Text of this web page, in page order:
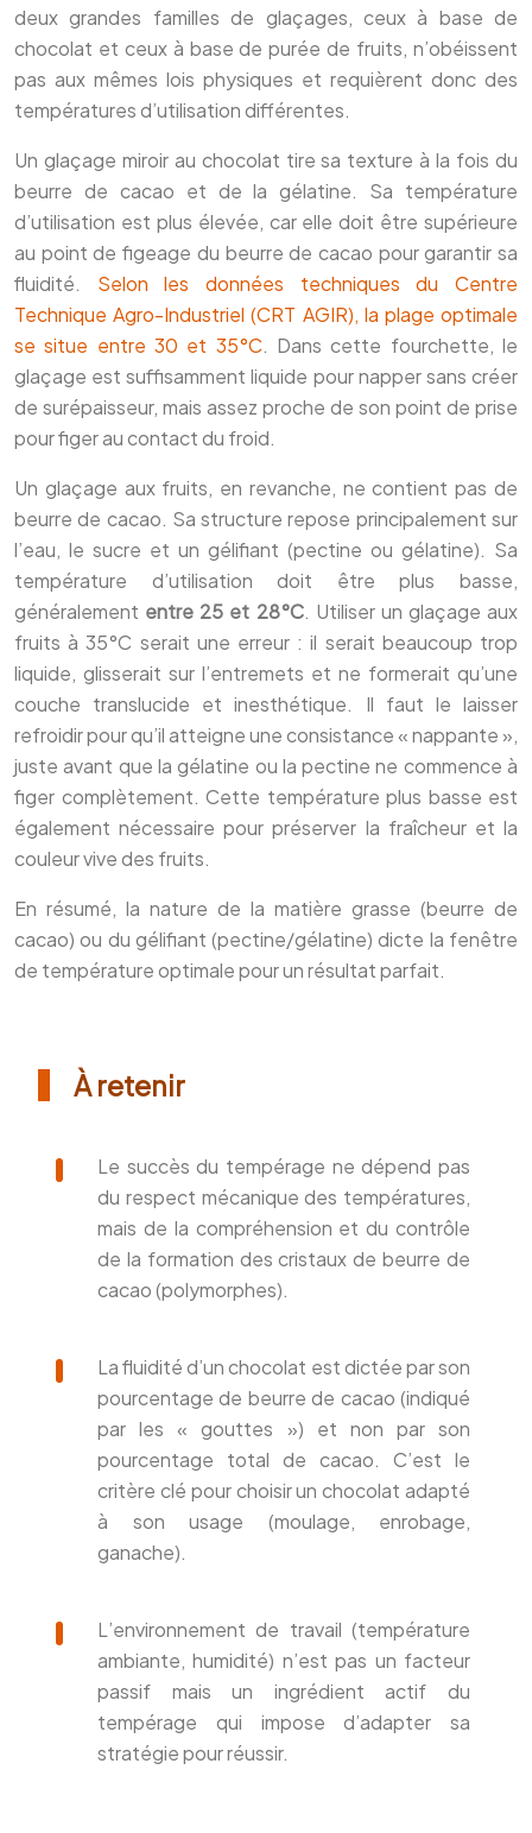
deux grandes familles de glaçages, ceux à base de
chocolat et ceux à base de purée de fruits, n’obéissent
pas aux mêmes lois physiques et requièrent donc des
températures d’utilisation différentes.
Un glaçage miroir au chocolat tire sa texture à la fois du
beurre de cacao et de la gélatine. Sa température
d’utilisation est plus élevée, car elle doit être supérieure
au point de figeage du beurre de cacao pour garantir sa
fluidité. Selon les données techniques du Centre
Technique Agro-Industriel (CRT AGIR), la plage optimale
se situe entre 30 et 35°C. Dans cette fourchette, le
glaçage est suffisamment liquide pour napper sans créer
de surépaisseur, mais assez proche de son point de prise
pour figer au contact du froid.
Un glaçage aux fruits, en revanche, ne contient pas de
beurre de cacao. Sa structure repose principalement sur
l’eau, le sucre et un gélifiant (pectine ou gélatine). Sa
température d’utilisation doit être plus basse,
généralement entre 25 et 28°C. Utiliser un glaçage aux
fruits à 35°C serait une erreur : il serait beaucoup trop
liquide, glisserait sur l’entremets et ne formerait qu’une
couche translucide et inesthétique. Il faut le laisser
refroidir pour qu’il atteigne une consistance « nappante »,
juste avant que la gélatine ou la pectine ne commence à
figer complètement. Cette température plus basse est
également nécessaire pour préserver la fraîcheur et la
couleur vive des fruits.
En résumé, la nature de la matière grasse (beurre de
cacao) ou du gélifiant (pectine/gélatine) dicte la fenêtre
de température optimale pour un résultat parfait.
À retenir
Le succès du tempérage ne dépend pas
du respect mécanique des températures,
mais de la compréhension et du contrôle
de la formation des cristaux de beurre de
cacao (polymorphes).
La fluidité d’un chocolat est dictée par son
pourcentage de beurre de cacao (indiqué
par les « gouttes ») et non par son
pourcentage total de cacao. C’est le
critère clé pour choisir un chocolat adapté
à son usage (moulage, enrobage,
ganache).
L’environnement de travail (température
ambiante, humidité) n’est pas un facteur
passif mais un ingrédient actif du
tempérage qui impose d’adapter sa
stratégie pour réussir.